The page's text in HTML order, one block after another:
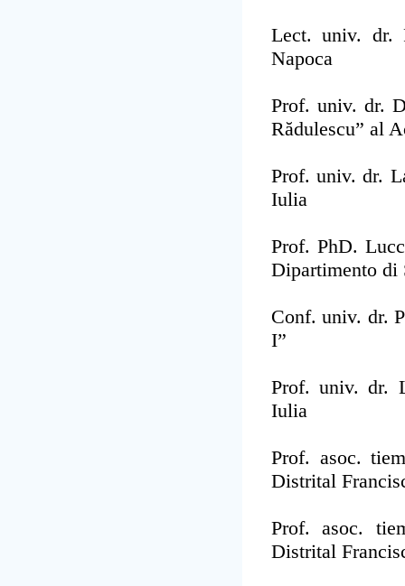
Lect. univ. dr.
Napoca
Prof. univ. dr.
Rădulescu” al
Prof. univ. dr.
Iulia
Prof. PhD.
Dipartimento di
Conf. univ. dr.
I”
Prof. univ. dr.
Iulia
Prof. asoc.
Distrital
Prof. asoc.
Distrital